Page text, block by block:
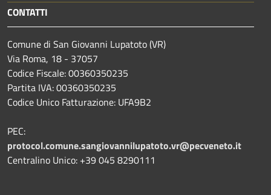
CONTATTI
Comune di San Giovanni Lupatoto (VR)
Via Roma, 18 - 37057
Codice Fiscale: 00360350235
Partita IVA: 00360350235
Codice Unico Fatturazione: UFA9B2
PEC:
protocol.comune.sangiovannilupatoto.vr@pecveneto.it
Centralino Unico: +39 045 8290111